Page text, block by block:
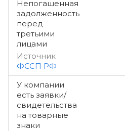
Непогашенная
задолженность
перед
третьими
лицами
Источник
ФССП РФ
У компании
есть заявки/
свидетельства
на товарные
знаки